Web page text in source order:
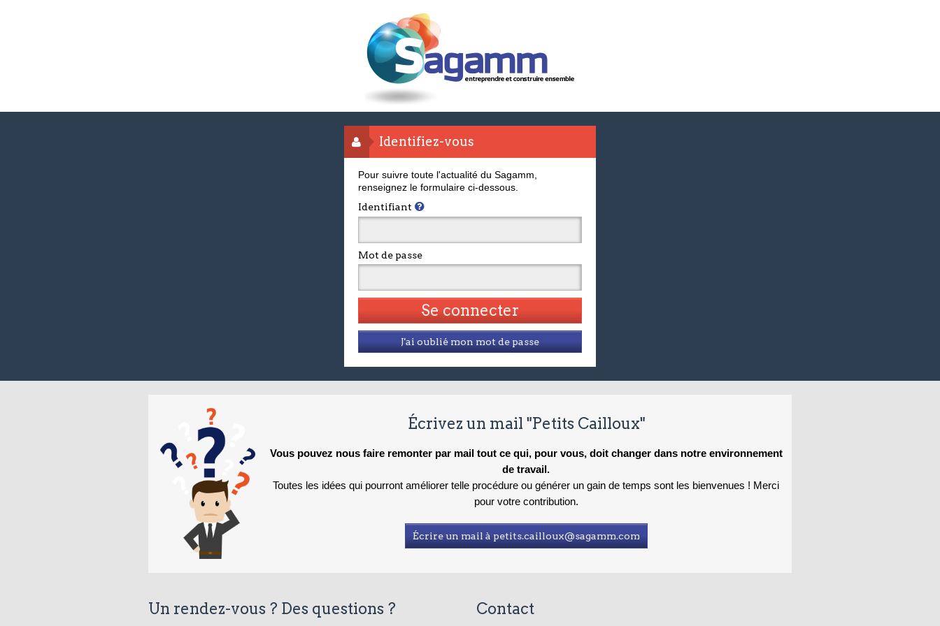
Identifiez-vous
Pour suivre toute l'actualité du Sagamm,
renseignez le formulaire ci-dessous.
Identifiant
Mot de passe
J'ai oublié mon mot de passe
Écrivez un mail "Petits Cailloux"
Vous pouvez nous faire remonter par mail tout ce qui, pour vous, doit changer dans notre environnement
de travail.
Toutes les idées qui pourront améliorer telle procédure ou générer un gain de temps sont les bienvenues ! Merci
pour votre contribution.
Écrire un mail à petits.cailloux@sagamm.com
Un rendez-vous ? Des questions ? Contact